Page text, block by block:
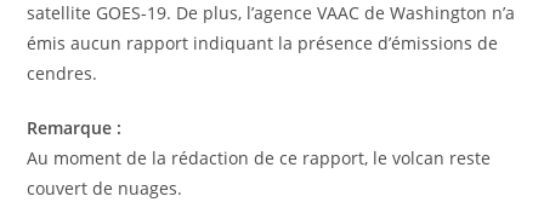
satellite GOES-19. De plus, l’agence VAAC de Washington n’a
émis aucun rapport indiquant la présence d’émissions de
cendres.
Remarque :
Au moment de la rédaction de ce rapport, le volcan reste
couvert de nuages.